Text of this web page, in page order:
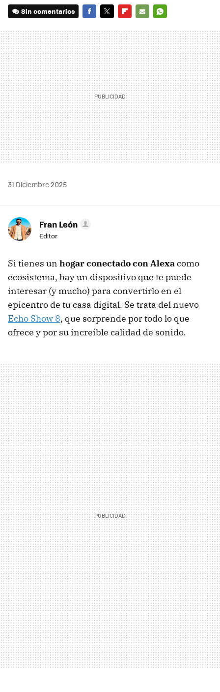
Sin comentarios
MAIL
31 Diciembre 2025
Fran León
Editor
Si tienes un hogar conectado con Alexacomo
ecosistema, hay un dispositivo que te puede
interesar (y mucho) para convertirlo en el
epicentro de tu casa digital. Se trata del nuevo
Echo Show 8, que sorprende por todo lo que
ofrece y por su increíble calidad de sonido.